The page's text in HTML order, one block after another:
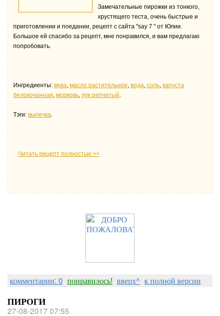
Замечательные пирожки из тонкого,
хрустящего теста, очень быстрые и
приготовлении и поедании, рецепт с сайта "say 7 " от Юлии.
Большое ей спасибо за рецепт, мне понравился, и вам предлагаю
попробовать.
Ингредиенты: мука, масло растительное, водa, соль, капуста
белокочанная, морковь, лук репчатый.
Тэги: выпечка.
Читать рецепт полностью >>
комментарии: 0 понравилось! вверх^ к полной версии
ПИРОГИ
27-08-2017 07:55